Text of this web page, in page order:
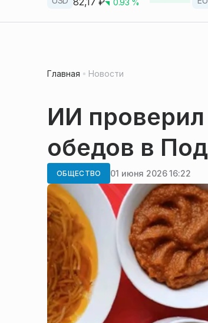
0.93 %
Главная Новости
ИИ
обедов в
ОБЩЕСТВО 01 июня 2026 16:22